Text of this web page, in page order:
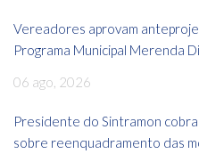
Vereadores aprovam
Programa Municipal Merenda
06 ago, 2026
Presidente do Sintramon
sobre reenquadramento das